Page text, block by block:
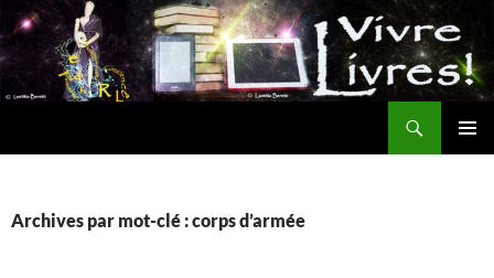
Aller
au
contenu
Archives par mot-clé : corps d’armée